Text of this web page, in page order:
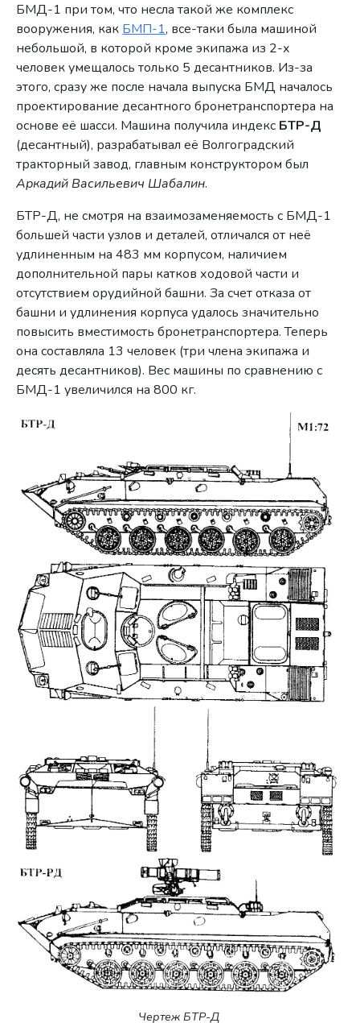
БМД-1 при том, что несла такой же комплекс
вооружения, какБМП-1, все-таки была машиной
небольшой, в которой кроме экипажа из 2-х
человек умещалось только 5 десантников. Из-за
этого, сразу же после начала выпуска БМД началось
проектирование десантного бронетранспортера на
основе её шасси. Машина получила индекс БТР-Д
(десантный), разрабатывал её Волгоградский
тракторный завод, главным конструктором был
Аркадий Васильевич Шабалин.
БТР-Д, не смотря на взаимозаменяемость с БМД-1
большей части узлов и деталей, отличался от неё
удлиненным на 483 мм корпусом, наличием
дополнительной пары катков ходовой части и
отсутствием орудийной башни. За счет отказа от
башни и удлинения корпуса удалось значительно
повысить вместимость бронетранспортера. Теперь
она составляла 13 человек (три члена экипажа и
десять десантников). Вес машины по сравнению с
БМД-1 увеличился на 800 кг.
Чертеж БТР-Д